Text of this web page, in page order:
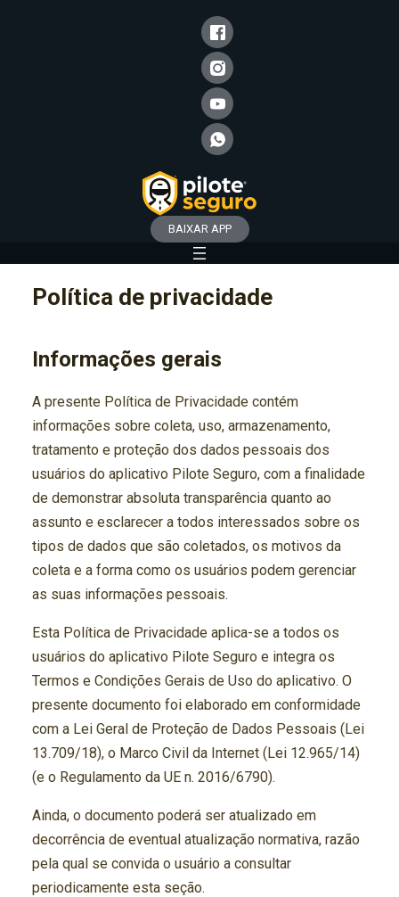
BAIXAR APP
conteúdo
Política de privacidade
Informações gerais
A presente Política de Privacidade contém
informações sobre coleta, uso, armazenamento,
tratamento e proteção dos dados pessoais dos
usuários do aplicativo Pilote Seguro, com a finalidade
de demonstrar absoluta transparência quanto ao
assunto e esclarecer a todos interessados sobre os
tipos de dados que são coletados, os motivos da
coleta e a forma como os usuários podem gerenciar
as suas informações pessoais.
Esta Política de Privacidade aplica-se a todos os
usuários do aplicativo Pilote Seguro e integra os
Termos e Condições Gerais de Uso do aplicativo. O
presente documento foi elaborado em conformidade
com a Lei Geral de Proteção de Dados Pessoais (Lei
13.709/18), o Marco Civil da Internet (Lei 12.965/14)
(e o Regulamento da UE n. 2016/6790).
Ainda, o documento poderá ser atualizado em
decorrência de eventual atualização normativa, razão
pela qual se convida o usuário a consultar
periodicamente esta seção.